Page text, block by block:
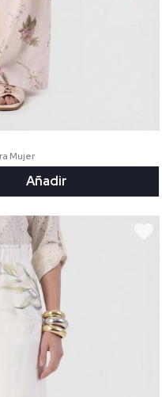
Mujer
Añadir